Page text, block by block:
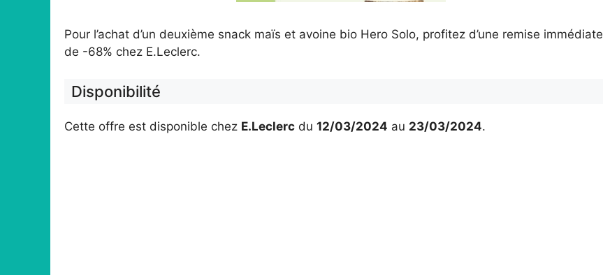
Pour l’achat d’un deuxième snack maïs et avoine bio Hero Solo, profitez d’une remise immédiate
de -68% chez E.Leclerc.
Disponibilité
Cette offre est disponible chez E.Leclerc du 12/03/2024 au 23/03/2024.